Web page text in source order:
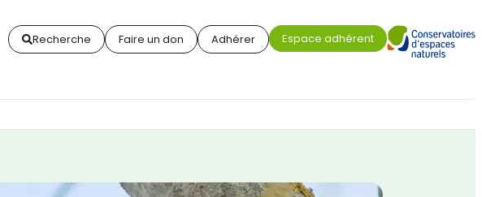
Recherche Faire un don Adhérer Espace adhérent